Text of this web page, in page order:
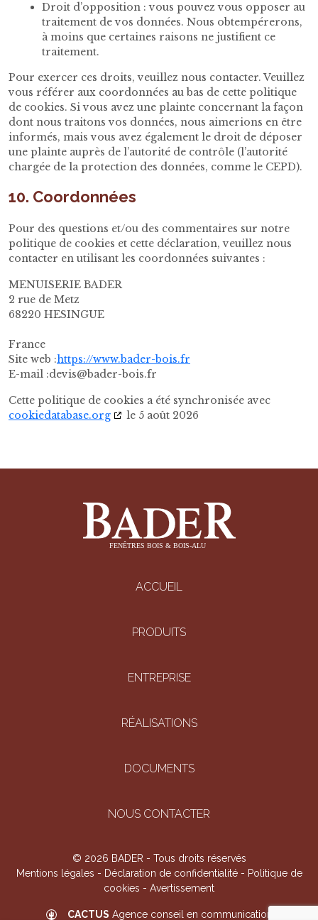
Droit d’opposition : vous pouvez vous opposer au
traitement de vos données. Nous obtempérerons,
à moins que certaines raisons ne justifient ce
traitement.
Pour exercer ces droits, veuillez nous contacter. Veuillez
vous référer aux coordonnées au bas de cette politique
de cookies. Si vous avez une plainte concernant la façon
dont nous traitons vos données, nous aimerions en être
informés, mais vous avez également le droit de déposer
une plainte auprès de l’autorité de contrôle (l’autorité
chargée de la protection des données, comme le CEPD).
10. Coordonnées
Pour des questions et/ou des commentaires sur notre
politique de cookies et cette déclaration, veuillez nous
contacter en utilisant les coordonnées suivantes :
MENUISERIE BADER
2 rue de Metz
68220 HESINGUE
France
Site web :https://www.bader-bois.fr
E-mail :rf.siob-redab@sived
Cette politique de cookies a été synchronisée avec
cookiedatabase.org
le 5 août 2026
ACCUEIL
PRODUITS
ENTREPRISE
RÉALISATIONS
DOCUMENTS
NOUS CONTACTER
© 2026 BADER - Tous droits réservés
Mentions légales - Déclaration de confidentialité- Politique de
cookies - Avertissement
CACTUS Agence conseil en communication